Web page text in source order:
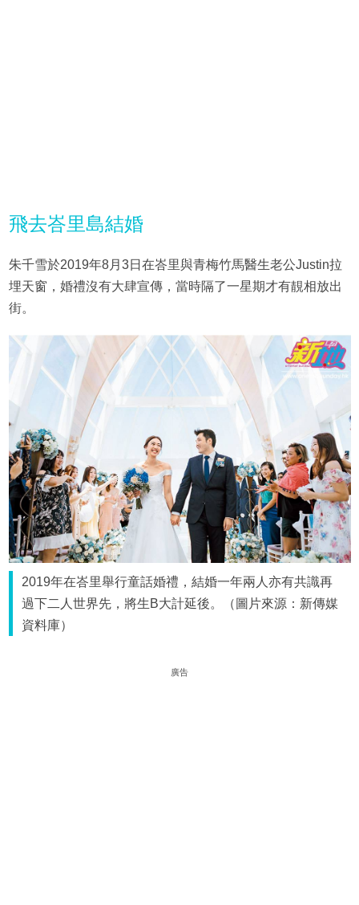
飛去峇里島結婚
朱千雪於2019年8月3日在峇里與青梅竹馬醫生老公Justin拉
埋天窗，婚禮沒有大肆宣傳，當時隔了一星期才有靚相放出
街。
2019年在峇里舉行童話婚禮，結婚一年兩人亦有共識再
過下二人世界先，將生B大計延後。（圖片來源：新傳媒
資料庫）
廣告